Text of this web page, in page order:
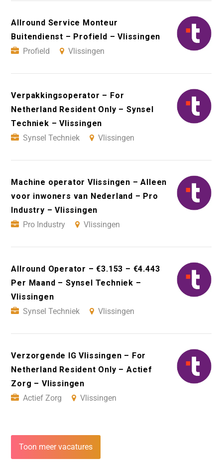
Allround Service Monteur
Buitendienst – Profield – Vlissingen
Profield
Vlissingen
Verpakkingsoperator – For
Netherland Resident Only – Synsel
Techniek – Vlissingen
Synsel Techniek
Vlissingen
Machine operator Vlissingen – Alleen
voor inwoners van Nederland – Pro
Industry – Vlissingen
Pro Industry
Vlissingen
Allround Operator – €3.153 – €4.443
Per Maand – Synsel Techniek –
Vlissingen
Synsel Techniek
Vlissingen
Verzorgende IG Vlissingen – For
Netherland Resident Only – Actief
Zorg – Vlissingen
Actief Zorg
Vlissingen
Toon meer vacatures